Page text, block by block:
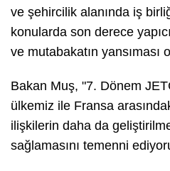
ve şehircilik alanında iş
konularda son derece
ve mutabakatın yansıması
Bakan Muş, "7. Dönem
ülkemiz ile Fransa
ilişkilerin daha da
sağlamasını temenni